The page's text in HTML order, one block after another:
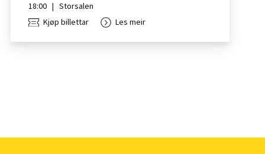
18:00 | Storsalen
Kjøp billettar
Les meir